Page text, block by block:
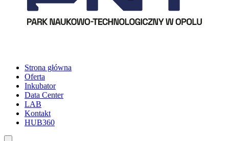
Strona główna
Oferta
Inkubator
Data Center
LAB
Kontakt
HUB360